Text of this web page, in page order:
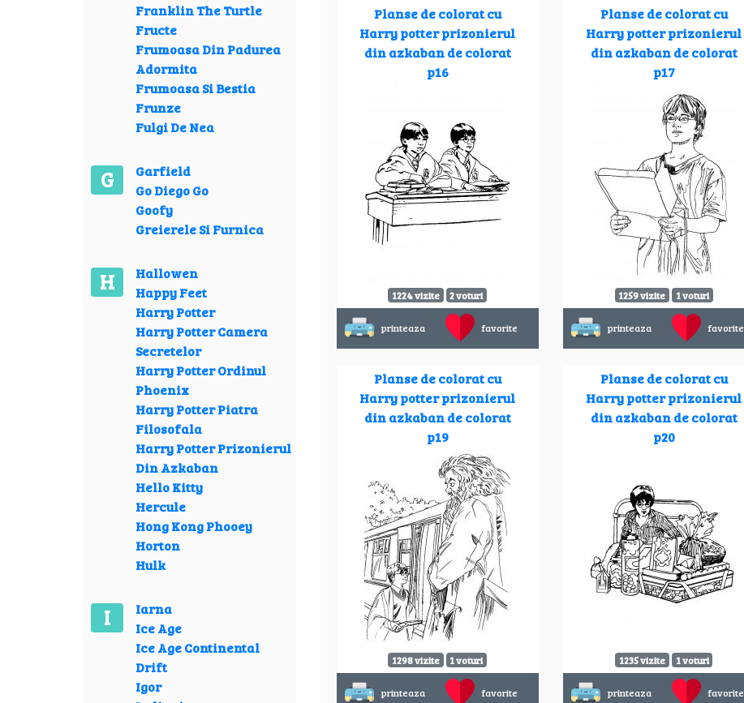
Franklin The Turtle
Fructe
Frumoasa Din Padurea
Adormita
Frumoasa Si Bestia
Frunze
Fulgi De Nea
G
Garfield
Go Diego Go
Goofy
Greierele Si Furnica
H
Hallowen
Happy Feet
Harry Potter
Harry Potter Camera
Secretelor
Harry Potter Ordinul
Phoenix
Harry Potter Piatra
Filosofala
Harry Potter Prizonierul
Din Azkaban
Hello Kitty
Hercule
Hong Kong Phooey
Horton
Hulk
I
Iarna
Ice Age
Ice Age Continental
Drift
Igor
Planse de colorat cu
Harry potter prizonierul
din azkaban de colorat
p16
1224 vizite 2 voturi
printeaza favorite
Planse de colorat cu
Harry potter prizonierul
din azkaban de colorat
p17
1259 vizite 1 voturi
printeaza favorite
Planse de colorat cu
Harry potter prizonierul
din azkaban de colorat
p19
1298 vizite 1 voturi
printeaza favorite
Planse de colorat cu
Harry potter prizonierul
din azkaban de colorat
p20
1235 vizite 1 voturi
printeaza favorite